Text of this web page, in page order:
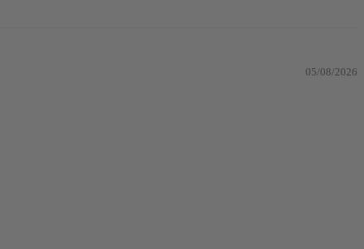
05/08/2026